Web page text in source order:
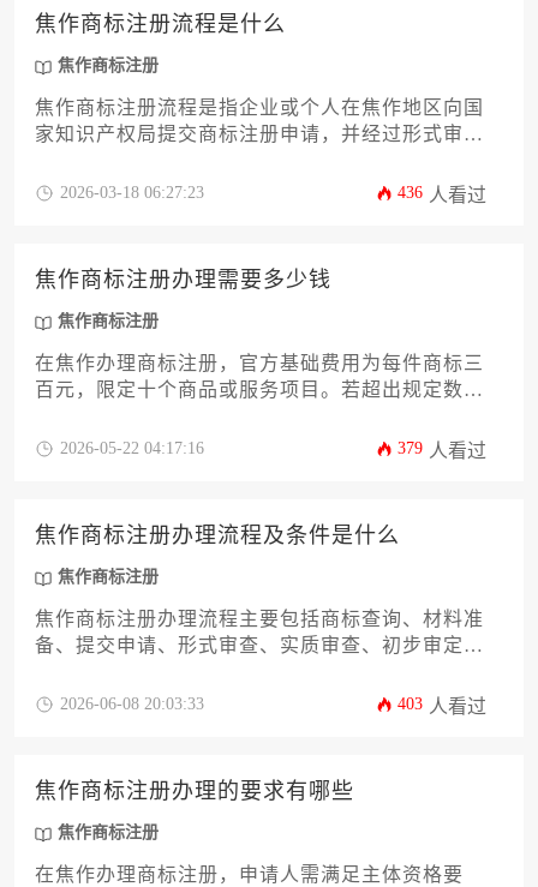
焦作商标注册流程是什么
焦作商标注册
焦作商标注册流程是指企业或个人在焦作地区向国
家知识产权局提交商标注册申请，并经过形式审
终获得商标专用权的完整过程。这一流程涉及前期
2026-03-18 06:27:23 436 人看过
焦作商标注册办理需要多少钱
焦作商标注册
在焦作办理商标注册，官方基础费用为每件商标三
百元，限定十个商品或服务项目。若超出规定数
理的总成本远不止于此，它通常包含代理服务费、
途径、商标复杂度及潜在风险。
2026-05-22 04:17:16 379 人看过
焦作商标注册办理流程及条件是什么
焦作商标注册
焦作商标注册办理流程主要包括商标查询、材料准
备、提交申请、形式审查、实质审查、初步审定公
资格、商标图样规范、商品服务分类准确及无禁用
保护壁垒的首要步骤。
2026-06-08 20:03:33 403 人看过
焦作商标注册办理的要求有哪些
焦作商标注册
在焦作办理商标注册，申请人需满足主体资格要